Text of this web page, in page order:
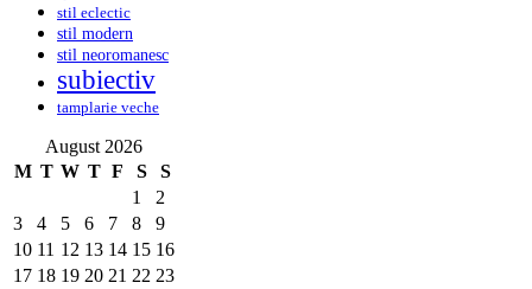
stil eclectic
stil modern
stil neoromanesc
subiectiv
tamplarie veche
August 2026
M T W T F S
S
1
2
3
4 5 6 7 8
9
10 11 12 13 14 15 16
17 18 19 20 21 22 23